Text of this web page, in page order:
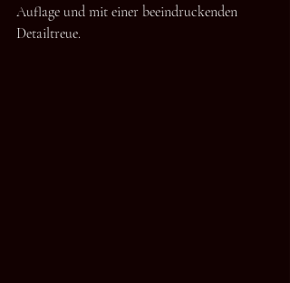
Auflage und mit einer beeindruckenden
Detailtreue.